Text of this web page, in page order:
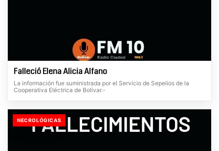
Falleció Elena Alicia Alfano
La información fue suministrada por el Servicio de Sepelios de la
Cooperativa Eléctrica de Bolívar.-
NECROLÓGICAS